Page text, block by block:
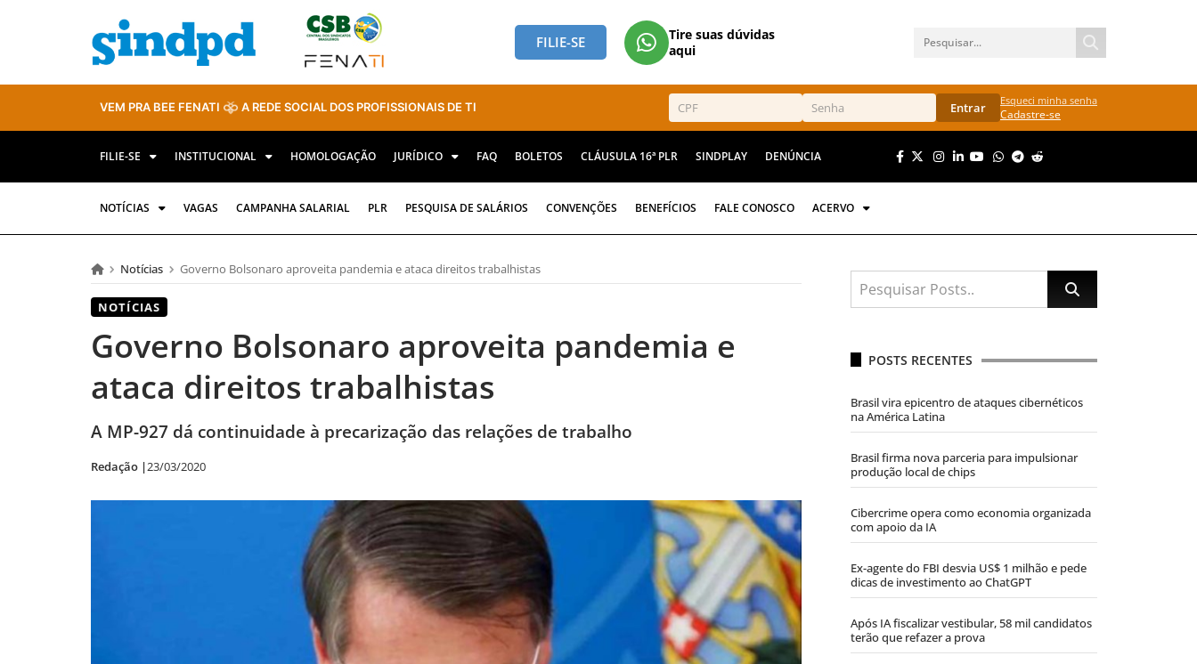
FILIE-SE
Tire suas dúvidas
aqui
VEM PRA BEE FENATI A REDE SOCIAL DOS PROFISSIONAIS DE TI Entrar Esqueci minha senha
Cadastre-se
FILIE-SE INSTITUCIONAL HOMOLOGAÇÃO JURÍDICO FAQ BOLETOS CLÁUSULA 16ª PLR SINDPLAY DENÚNCIA
NOTÍCIAS VAGAS CAMPANHA SALARIAL PLR PESQUISA DE SALÁRIOS CONVENÇÕES BENEFÍCIOS FALE CONOSCO ACERVO
Notícias Governo Bolsonaro aproveita pandemia e ataca direitos trabalhistas
NOTÍCIAS
Governo Bolsonaro aproveita pandemia e
ataca direitos trabalhistas
A MP-927 dá continuidade à precarização das relações de trabalho
Redação |23/03/2020
POSTS RECENTES
Brasil vira epicentro de ataques cibernéticos
na América Latina
Brasil firma nova parceria para impulsionar
produção local de chips
Cibercrime opera como economia organizada
com apoio da IA
Ex-agente do FBI desvia US$ 1 milhão e pede
dicas de investimento ao ChatGPT
Após IA fiscalizar vestibular, 58 mil candidatos
terão que refazer a prova